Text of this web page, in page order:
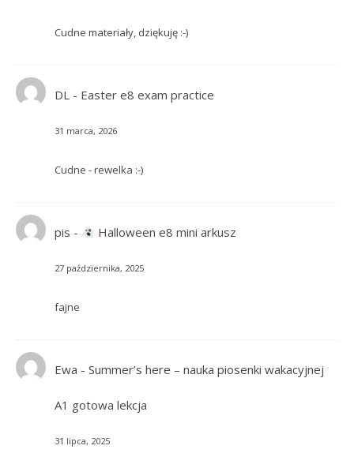
Cudne materiały, dziękuję :-)
DL - Easter e8 exam practice
31 marca, 2026
Cudne - rewelka :-)
pis - Halloween e8 mini arkusz
27 października, 2025
fajne
Ewa - Summer’s here – nauka piosenki wakacyjnej
A1 gotowa lekcja
31 lipca, 2025